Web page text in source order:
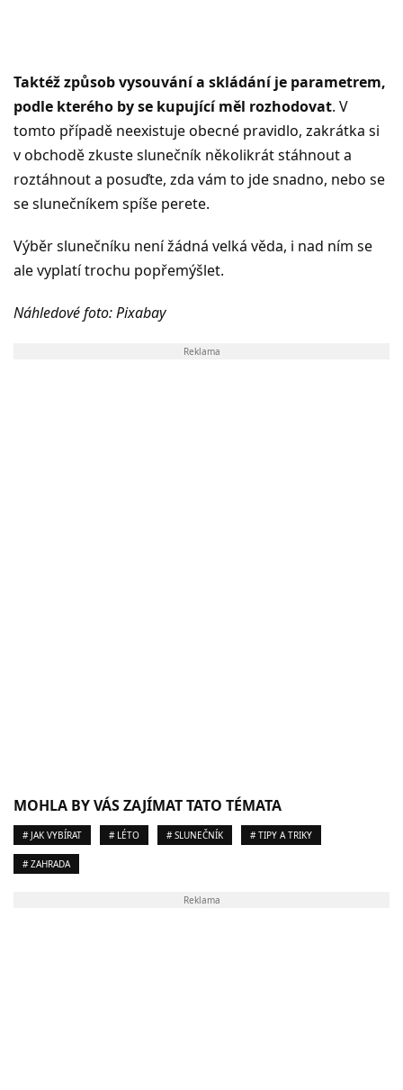
Taktéž způsob vysouvání a skládání je parametrem,
podle kterého by se kupující měl rozhodovat. V
tomto případě neexistuje obecné pravidlo, zakrátka si
v obchodě zkuste slunečník několikrát stáhnout a
roztáhnout a posuďte, zda vám to jde snadno, nebo se
se slunečníkem spíše perete.
Výběr slunečníku není žádná velká věda, i nad ním se
ale vyplatí trochu popřemýšlet.
Náhledové foto: Pixabay
Reklama
MOHLA BY VÁS ZAJÍMAT TATO TÉMATA
# JAK VYBÍRAT # LÉTO # SLUNEČNÍK # TIPY A TRIKY
# ZAHRADA
Reklama